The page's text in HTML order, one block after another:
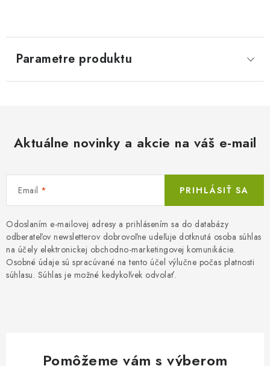
Parametre produktu
Aktuálne novinky a akcie na váš e-mail
Email
Odoslaním e-mailovej adresy a prihlásením sa do databázy
odberateľov newsletterov dobrovoľne udeľuje dotknutá osoba súhlas
na účely elektronickej obchodno-marketingovej komunikácie.
Osobné údaje sú spracúvané na tento účel výlučne počas platnosti
súhlasu. Súhlas je možné kedykoľvek odvolať.
PRIHLÁSIŤ SA
Pomôžeme vám s výberom